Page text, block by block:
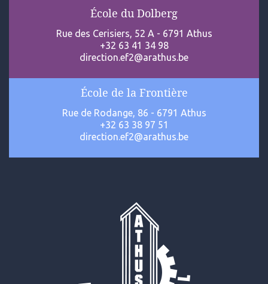
École du Dolberg
Rue des Cerisiers, 52 A - 6791 Athus
+32 63 41 34 98
direction.ef2@arathus.be
École de la Frontière
Rue de Rodange, 86 - 6791 Athus
+32 63 38 97 51
direction.ef2@arathus.be